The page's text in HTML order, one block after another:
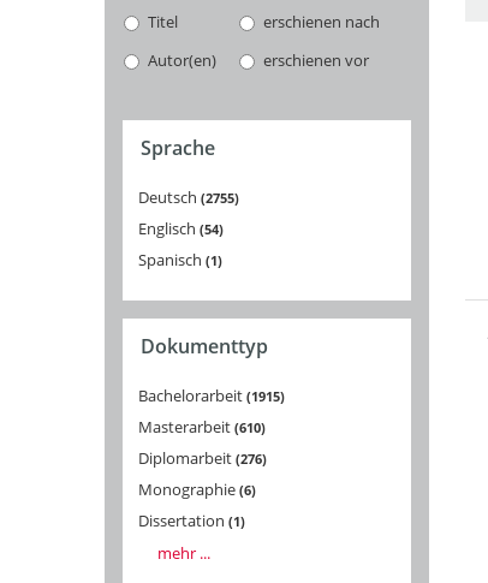
Titel
erschienen nach
Autor(en)
erschienen vor
Sprache
Deutsch 2755
Englisch 54
Spanisch 1
Dokumenttyp
Bachelorarbeit 1915
Masterarbeit 610
Diplomarbeit 276
Monographie 6
Dissertation 1
mehr ...